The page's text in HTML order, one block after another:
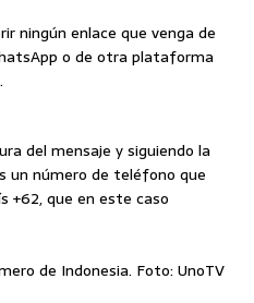
ningún enlace que venga de
o de otra plataforma
del mensaje y siguiendo la
número de teléfono que
+62, que en este caso
de Indonesia. Foto: UnoTV